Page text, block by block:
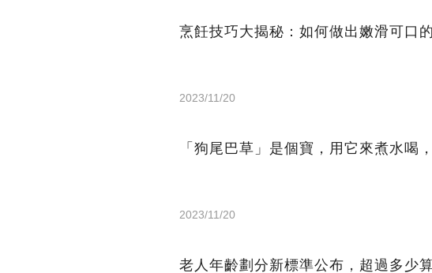
烹飪技巧大揭秘：如何做出嫩滑可口
2023/11/20
「狗尾巴草」是個寶，用它來煮水喝
2023/11/20
老人年齡劃分新標準公布，超過多少